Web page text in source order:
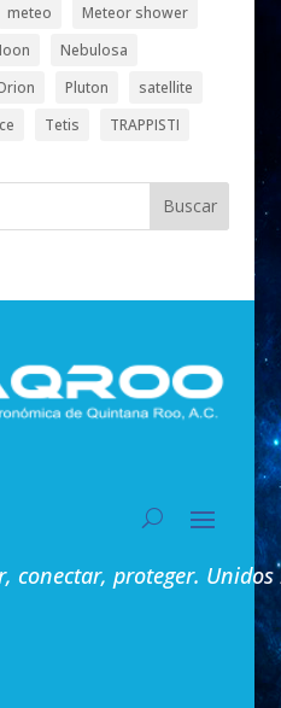
meteo
Meteor shower
Nebulosa
Pluton
satellite
Tetis TRAPPISTI
Buscar
conectar, proteger.